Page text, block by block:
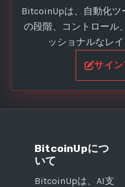
BitcoinUpは、自動化ツ
の段階、コントロール
ッショナルなレ
サイ
BitcoinUpにつ
いて
BitcoinUpは、AI支